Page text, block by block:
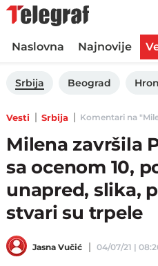
Naslovna Najnovije
Srbija Beograd
Vesti Srbija Komentari na
Milena završila
sa ocenom 10,
unapred, slika,
stvari su trpele
Jasna Vučić 04/07/21 |